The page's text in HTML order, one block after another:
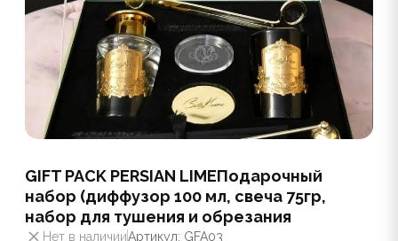
GIFT PACK PERSIAN LIMEПодарочный
набор (диффузор 100 мл, свеча 75гр,
набор для тушения и обрезания
Нет в наличииАртикул: GFA03